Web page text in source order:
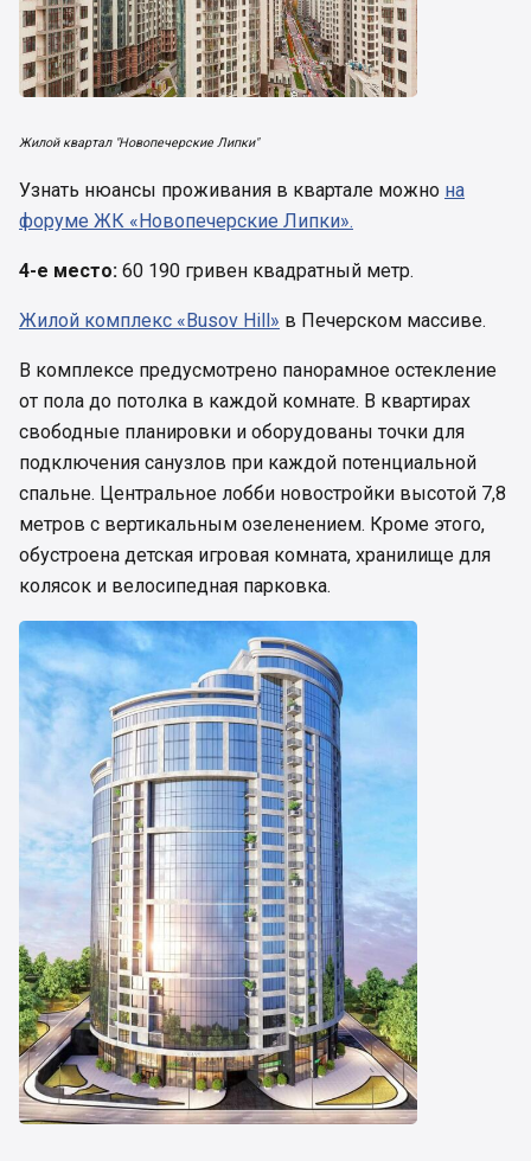
Жилой квартал "Новопечерские Липки"
Узнать нюансы проживания в квартале можно на
форуме ЖК «Новопечерские Липки».
4-е место: 60 190 гривен квадратный метр.
Жилой комплекс «Busov Hill» в Печерском массиве.
В комплексе предусмотрено панорамное остекление
от пола до потолка в каждой комнате. В квартирах
свободные планировки и оборудованы точки для
подключения санузлов при каждой потенциальной
спальне. Центральное лобби новостройки высотой 7,8
метров с вертикальным озеленением. Кроме этого,
обустроена детская игровая комната, хранилище для
колясок и велосипедная парковка.